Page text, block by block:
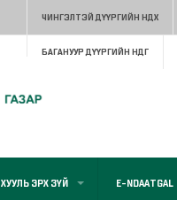
ЧИНГЭЛТЭЙ ДҮҮРГИЙН НДХ
БАГАНУУР ДҮҮРГИЙН НДГ
ХУУЛЬ ЭРХ ЗҮЙ E-NDAATGAL